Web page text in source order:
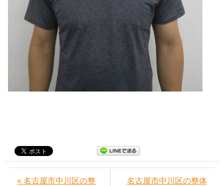
« 名古屋市中川区の整
名古屋市中川区の整体